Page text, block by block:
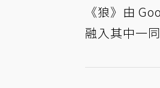
《狼》由
融入其中一